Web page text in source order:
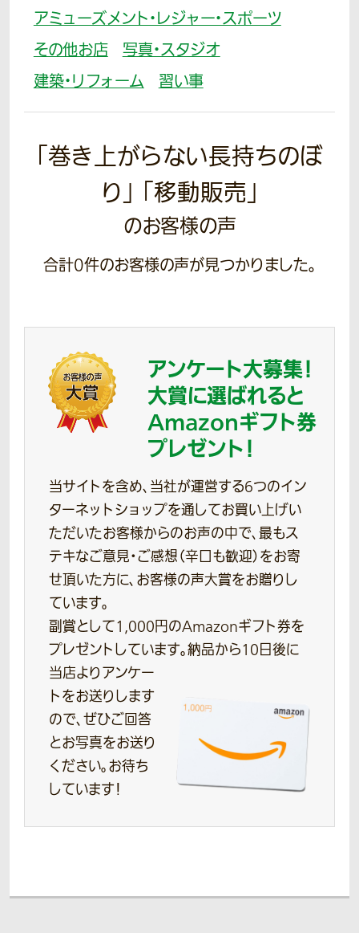
アミューズメント・レジャー・スポーツ
その他お店
写真・スタジオ
建築・リフォーム
習い事
「巻き上がらない長持ちのぼ
り」 「移動販売」
のお客様の声
合計0件のお客様の声が見つかりました。
アンケート大募集！
大賞に選ばれると
Amazonギフト券
プレゼント！
当サイトを含め、当社が運営する6つのイン
ターネットショップを通してお買い上げい
ただいたお客様からのお声の中で、最もス
テキなご意見・ご感想（辛口も歓迎）をお寄
せ頂いた方に、お客様の声大賞をお贈りし
ています。
副賞として1,000円のAmazonギフト券を
プレゼントしています。納品から10日後に
当店よりアンケー
トをお送りします
ので、ぜひご回答
とお写真をお送り
ください。お待ち
しています！